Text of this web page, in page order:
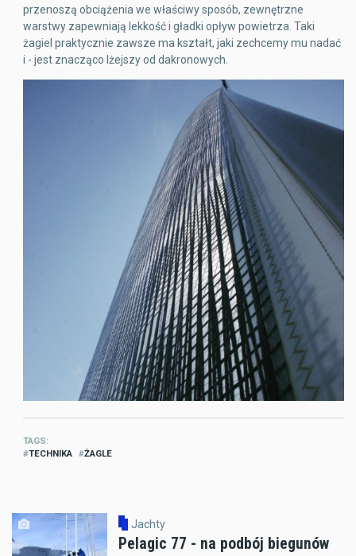
przenoszą obciążenia we właściwy sposób, zewnętrzne
warstwy zapewniają lekkość i gładki opływ powietrza. Taki
żagiel praktycznie zawsze ma kształt, jaki zechcemy mu nadać
i - jest znacząco lżejszy od dakronowych.
TAGS
TECHNIKA
ŻAGLE
Jachty
Pelagic 77 - na podbój biegunów